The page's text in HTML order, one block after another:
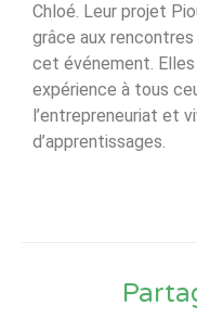
Chloé. Leur projet
grâce aux
cet événement.
expérience à tous
l’entrepreneuriat et
d’apprentissages.